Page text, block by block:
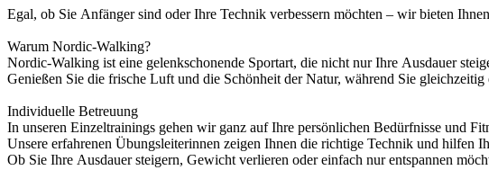
Egal, ob Sie Anfänger sind oder Ihre Technik verbessern möchten – wir bieten Ihnen
Warum Nordic-Walking?
Nordic-Walking ist eine gelenkschonende Sportart, die nicht nur Ihre Ausdauer steig
Genießen Sie die frische Luft und die Schönheit der Natur, während Sie gleichzeitig
Individuelle Betreuung
In unseren Einzeltrainings gehen wir ganz auf Ihre persönlichen Bedürfnisse und Fit
Unsere erfahrenen Übungsleiterinnen zeigen Ihnen die richtige Technik und hilfen Ih
Ob Sie Ihre Ausdauer steigern, Gewicht verlieren oder einfach nur entspannen möch